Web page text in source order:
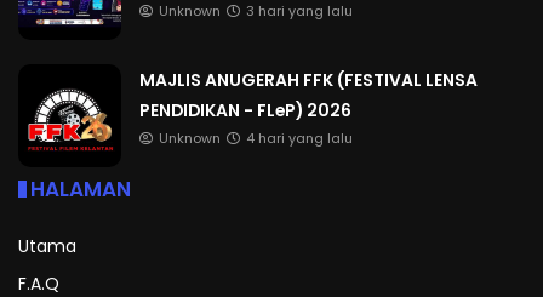
Unknown 3 hari yang lalu
MAJLIS ANUGERAH FFK (FESTIVAL LENSA
PENDIDIKAN - FLeP) 2026
Unknown 4 hari yang lalu
HALAMAN
Utama
F.A.Q